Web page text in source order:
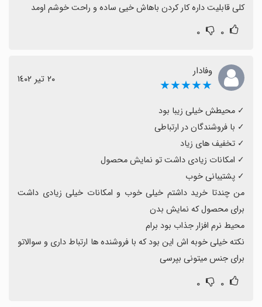
کلی قابلیت داره کار کردن باهاش خیی ساده و راحت خوشم اومد
۰ ۰
وفادار
★★★★★ ٢٠ تیر ١٤٠٢
برای جنس میتونی بپرسی
۰ ۰